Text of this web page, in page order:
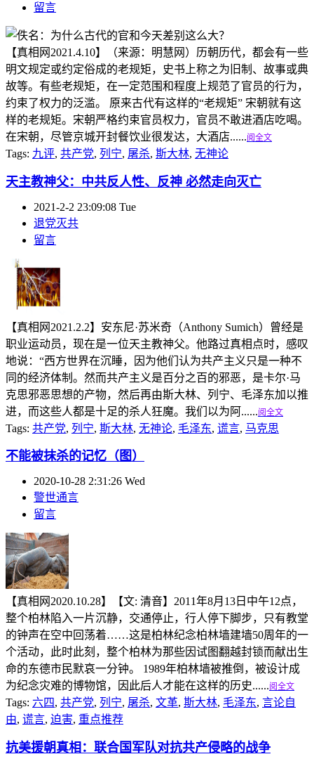
留言
【真相网2021.4.10】（来源：明慧网）历朝历代，都会有一些
明文规定或约定俗成的老规矩，史书上称之为旧制、故事或典
故等。有些老规矩，在一定范围和程度上规范了官员的行为，
约束了权力的泛滥。 原来古代有这样的“老规矩” 宋朝就有这
样的老规矩。宋朝严格约束官员权力，官员不敢进酒店吃喝。
在宋朝，尽管京城开封餐饮业很发达，大酒店......阅全文
Tags: 九评, 共产党, 列宁, 屠杀, 斯大林, 无神论
天主教神父：中共反人性、反神 必然走向灭亡
2021-2-2 23:09:08 Tue
退党灭共
留言
【真相网2021.2.2】安东尼·苏米奇（Anthony Sumich）曾经是
职业运动员，现在是一位天主教神父。他路过真相点时，感叹
地说：“西方世界在沉睡，因为他们认为共产主义只是一种不
同的经济体制。然而共产主义是百分之百的邪恶，是卡尔·马
克思邪恶思想的产物，然后再由斯大林、列宁、毛泽东加以推
进，而这些人都是十足的杀人狂魔。我们以为阿......阅全文
Tags: 共产党, 列宁, 斯大林, 无神论, 毛泽东, 谎言, 马克思
不能被抹杀的记忆（图）
2020-10-28 2:31:26 Wed
警世通言
留言
【真相网2020.10.28】【文: 清音】2011年8月13日中午12点，
整个柏林陷入一片沉静，交通停止，行人停下脚步，只有教堂
的钟声在空中回荡着……这是柏林纪念柏林墙建墙50周年的一
个活动，此时此刻，整个柏林为那些因试图翻越封锁而献出生
命的东德市民默哀一分钟。 1989年柏林墙被推倒，被设计成
为纪念灾难的博物馆，因此后人才能在这样的历史......阅全文
Tags: 六四, 共产党, 列宁, 屠杀, 文革, 斯大林, 毛泽东, 言论自
由, 谎言, 迫害, 重点推荐
抗美援朝真相：联合国军队对抗共产侵略的战争